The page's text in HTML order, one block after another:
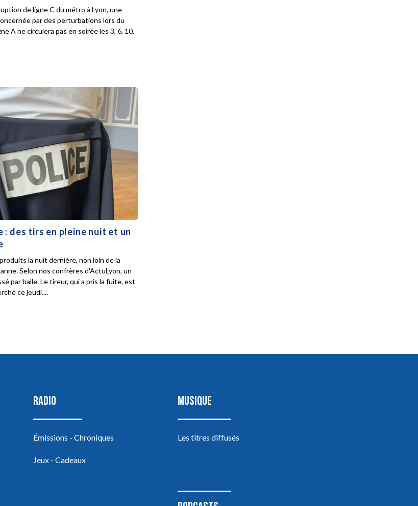
de ligne C du métro à Lyon, une
par des perturbations lors du
A ne circulera pas en soirée les 3, 6, 10,
: des tirs en pleine nuit et un
la nuit dernière, non loin de la
Selon nos confrères d'ActuLyon, un
par balle. Le tireur, qui a pris la fuite, est
ce jeudi....
RADIO
Émissions - Chroniques
Jeux - Cadeaux
MUSIQUE
Les titres diffusés